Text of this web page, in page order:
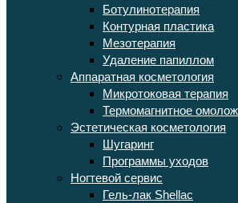
Ботулинотерапия
Контурная пластика
Мезотерапия
Удаление папиллом
Аппаратная косметология
Микротоковая терапия
Термомагнитное
Эстетическая косметология
Шугаринг
Программы уходов
Ногтевой сервис
Гель-лак Shellac